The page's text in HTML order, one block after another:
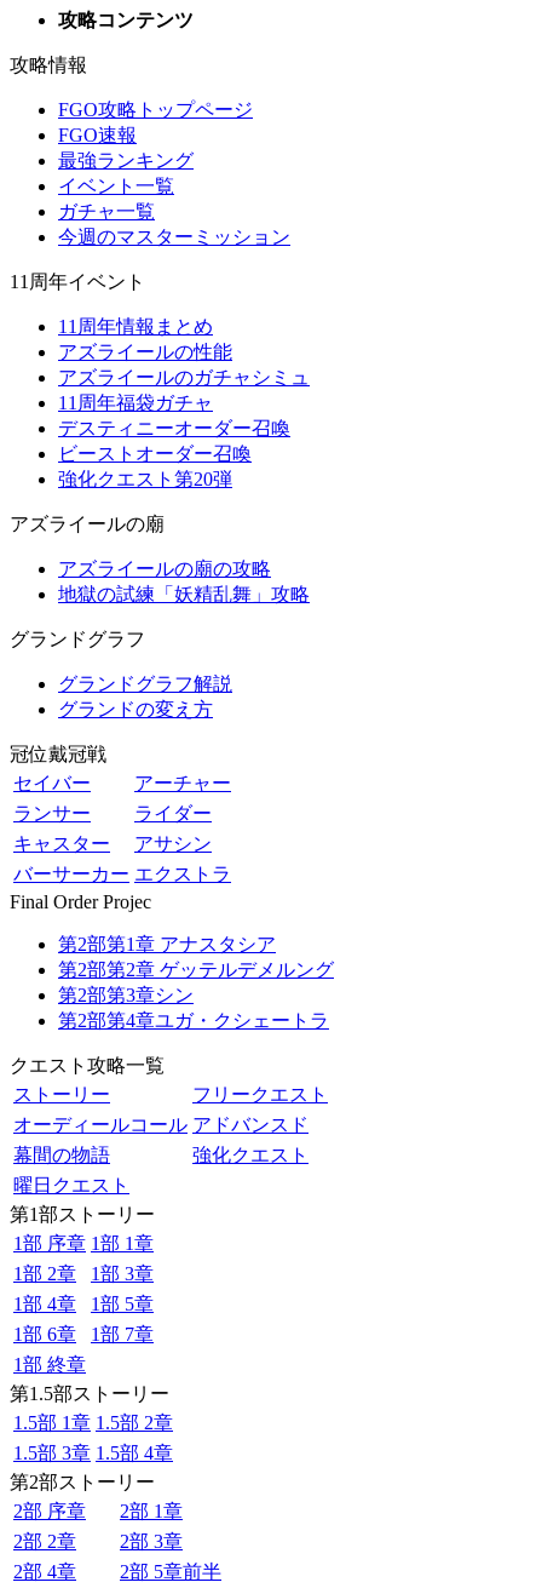
攻略コンテンツ
攻略情報
FGO攻略トップページ
FGO速報
最強ランキング
イベント一覧
ガチャ一覧
今週のマスターミッション
11周年イベント
11周年情報まとめ
アズライールの性能
アズライールのガチャシミュ
11周年福袋ガチャ
デスティニーオーダー召喚
ビーストオーダー召喚
強化クエスト第20弾
アズライールの廟
アズライールの廟の攻略
地獄の試練「妖精乱舞」攻略
グランドグラフ
グランドグラフ解説
グランドの変え方
冠位戴冠戦
セイバー
アーチャー
ランサー
ライダー
キャスター
アサシン
バーサーカー エクストラ
Final Order Projec
第2部第1章 アナスタシア
第2部第2章 ゲッテルデメルング
第2部第3章シン
第2部第4章ユガ・クシェートラ
クエスト攻略一覧
ストーリー
フリークエスト
オーディールコール アドバンスド
幕間の物語
強化クエスト
曜日クエスト
第1部ストーリー
1部 序章 1部 1章
1部 2章
1部 3章
1部 4章
1部 5章
1部 6章
1部 7章
1部 終章
第1.5部ストーリー
1.5部 1章 1.5部 2章
1.5部 3章 1.5部 4章
第2部ストーリー
2部 序章
2部 1章
2部 2章
2部 3章
2部 4章
2部 5章前半